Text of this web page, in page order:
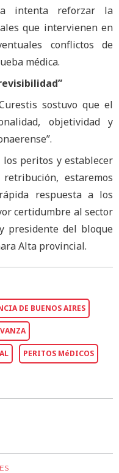
intenta reforzar la
que intervienen en
conflictos de
médica.
sostuvo que el
objetividad y
peritos y establecer
estaremos
respuesta a los
certidumbre al sector
presidente del bloque
Alta provincial.
DE BUENOS AIRES
PERITOS MéDICOS